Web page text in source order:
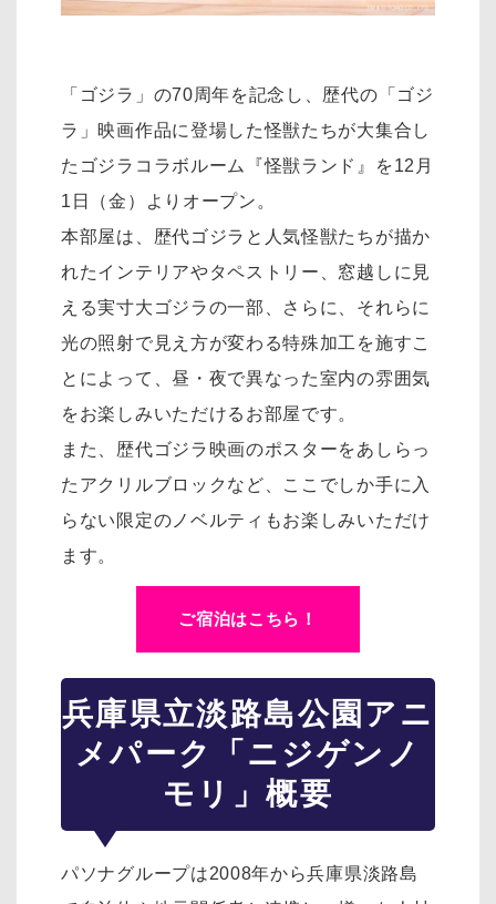
「ゴジラ」の70周年を記念し、歴代の「ゴジ
ラ」映画作品に登場した怪獣たちが大集合し
たゴジラコラボルーム『怪獣ランド』を12月
1日（金）よりオープン。
本部屋は、歴代ゴジラと人気怪獣たちが描か
れたインテリアやタペストリー、窓越しに見
える実寸大ゴジラの一部、さらに、それらに
光の照射で見え方が変わる特殊加工を施すこ
とによって、昼・夜で異なった室内の雰囲気
をお楽しみいただけるお部屋です。
また、歴代ゴジラ映画のポスターをあしらっ
たアクリルブロックなど、ここでしか手に入
らない限定のノベルティもお楽しみいただけ
ます。
ご宿泊はこちら！
兵庫県立淡路島公園アニ
メパーク「ニジゲンノ
モリ」概要
パソナグループは2008年から兵庫県淡路島